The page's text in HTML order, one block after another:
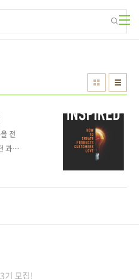
전
과정
기
:
기 모집!